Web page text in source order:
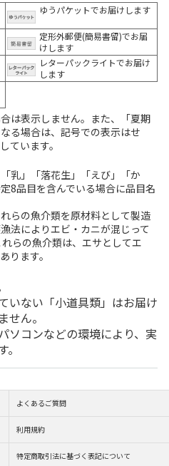
ゆうパケットでお届けします
定形外郵便(簡易書留)でお届
けします
レターパックライトでお届け
します
は表示しません。また、「夏期
る場合は、記号での表示はせ
ています。
乳」「落花生」「えび」「か
8品目を含んでいる場合に品目名
らの魚介類を原材料として製造
法によりエビ・カニが混じって
らの魚介類は、エサとしてエ
ります。
いない「小道具類」はお届け
せん。
ソコンなどの環境により、実
よくあるご質問
利用規約
特定商取引法に基づく表記について